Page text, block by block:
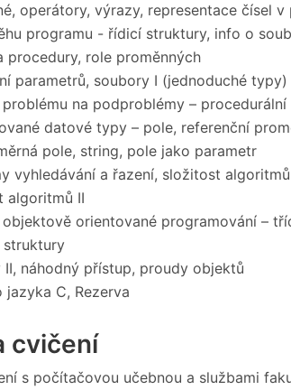
operátory, výrazy, representace čísel v
programu - řídicí struktury, info o
procedury, role proměnných
parametrů, soubory I (jednoduché typy)
problému na podproblémy –
datové typy – pole, referenční
pole, string, pole jako parametr
vyhledávání a řazení, složitost
algoritmů II
orientované programování –
struktury
II, náhodný přístup, proudy objektů
jazyka C, Rezerva
cvičení
s počítačovou učebnou a službami